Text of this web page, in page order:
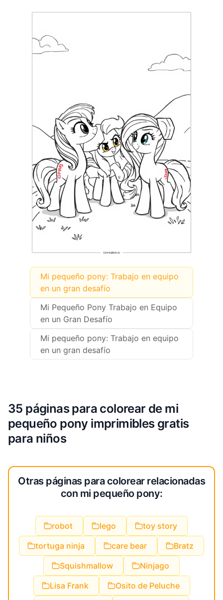
Mi pequeño pony: Trabajo en equipo
en un gran desafío
Mi Pequeño Pony Trabajo en Equipo
en un Gran Desafío
Mi pequeño pony: Trabajo en equipo
en un gran desafío
35 páginas para colorear de mi
pequeño pony imprimibles gratis
para niños
Otras páginas para colorear relacionadas
con mi pequeño pony:
robot lego
toy story
tortuga ninja
care bear
Bratz
Squishmallow
Ninjago
Lisa Frank
Osito de Peluche